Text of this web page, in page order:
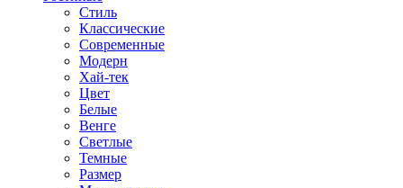
Стиль
Классические
Современные
Модерн
Хай-тек
Цвет
Белые
Венге
Светлые
Темные
Размер